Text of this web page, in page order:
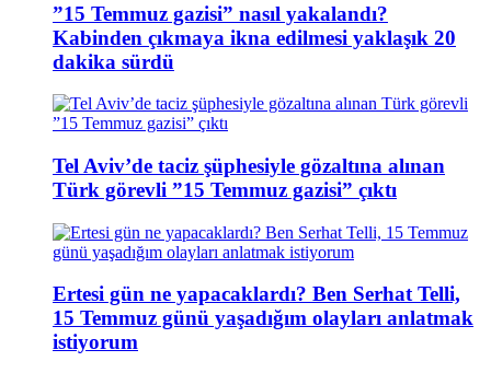
”15 Temmuz gazisi” nasıl yakalandı?
Kabinden çıkmaya ikna edilmesi yaklaşık 20
dakika sürdü
Tel Aviv’de taciz şüphesiyle gözaltına alınan
Türk görevli ”15 Temmuz gazisi” çıktı
Ertesi gün ne yapacaklardı? Ben Serhat Telli,
15 Temmuz günü yaşadığım olayları anlatmak
istiyorum